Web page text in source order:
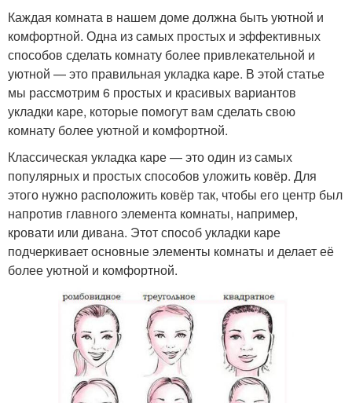
Каждая комната в нашем доме должна быть уютной и
комфортной. Одна из самых простых и эффективных
способов сделать комнату более привлекательной и
уютной — это правильная укладка каре. В этой статье
мы рассмотрим 6 простых и красивых вариантов
укладки каре, которые помогут вам сделать свою
комнату более уютной и комфортной.
Классическая укладка каре — это один из самых
популярных и простых способов уложить ковёр. Для
этого нужно расположить ковёр так, чтобы его центр был
напротив главного элемента комнаты, например,
кровати или дивана. Этот способ укладки каре
подчеркивает основные элементы комнаты и делает её
более уютной и комфортной.